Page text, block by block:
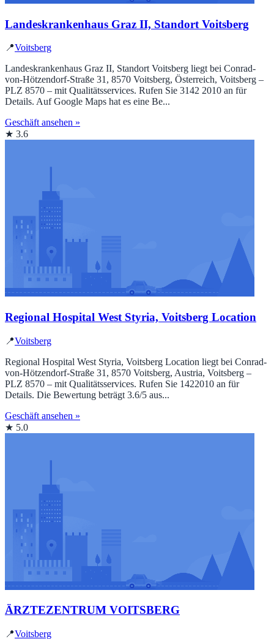
Landeskrankenhaus Graz II, Standort Voitsberg
📍Voitsberg
Landeskrankenhaus Graz II, Standort Voitsberg liegt bei Conrad-
von-Hötzendorf-Straße 31, 8570 Voitsberg, Österreich, Voitsberg –
PLZ 8570 – mit Qualitätsservices. Rufen Sie 3142 2010 an für
Details. Auf Google Maps hat es eine Be...
Geschäft ansehen »
★ 3.6
Regional Hospital West Styria, Voitsberg Location
📍Voitsberg
Regional Hospital West Styria, Voitsberg Location liegt bei Conrad-
von-Hötzendorf-Straße 31, 8570 Voitsberg, Austria, Voitsberg –
PLZ 8570 – mit Qualitätsservices. Rufen Sie 1422010 an für
Details. Die Bewertung beträgt 3.6/5 aus...
Geschäft ansehen »
★ 5.0
ÄRZTEZENTRUM VOITSBERG
📍Voitsberg